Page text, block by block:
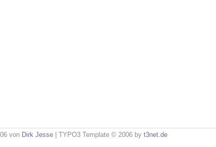
von Dirk Jesse | TYPO3 Template © 2006 byt3net.de